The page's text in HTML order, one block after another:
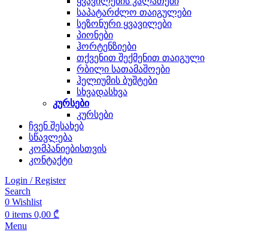
საპატარძლო თაიგულები
სეზონური ყვავილები
პიონები
ჰორტენზიები
თქვენით შექმენით თაიგული
რბილი სათამაშოები
ჰელიუმის ბუშტები
სხვადასხვა
კურსები
კურსები
ჩვენ შესახებ
სწავლება
კომპანიებისთვის
კონტაქტი
Login / Register
Search
0 Wishlist
0 items 0,00 ₾
Menu